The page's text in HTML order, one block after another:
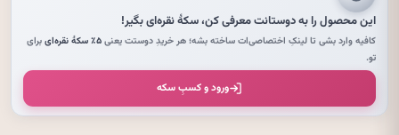
این محصول را به دوستانت معرفی کن،سکهٔ نقره‌ایبگیر!
کافیه وارد بشی تا لینکِ اختصاصی‌ات ساخته بشه؛ هر خریدِ دوستت یعنی۵٪ سکهٔ نقره‌ای
برای
تو.
ورود و کسبِ سکه